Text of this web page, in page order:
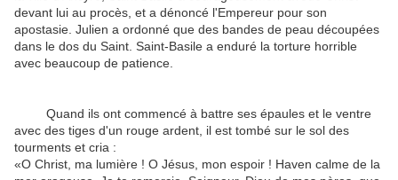
devant lui au procès et a dénoncé l'Empereur pour son
apostasie Julien a ordonné que des bandes de peau découpées
dans le dos du Saint Saint-Basile a enduré la torture horrible
avec beaucoup de patience
Quand ils ont commencé à battre ses épaules et le ventre
avec des tiges d'un rouge ardent il est tombé sur le sol des
tourments et cria :
«O Christ ma lumière ! O Jésus, mon espoir ! Haven calme de la